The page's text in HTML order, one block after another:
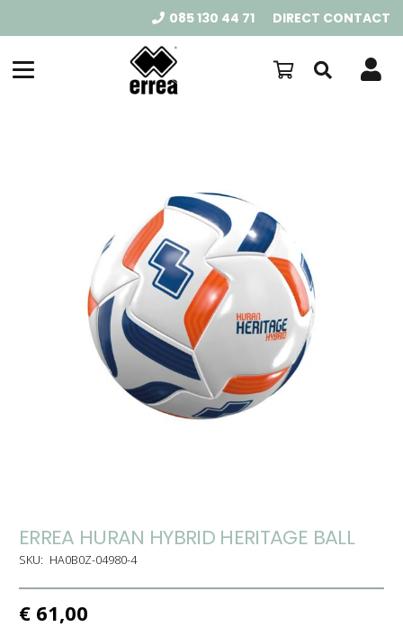
085 130 44 71 DIRECT CONTACT
ERREA HURAN HYBRID HERITAGE BALL
SKU: HA0B0Z-04980-4
€ 61,00